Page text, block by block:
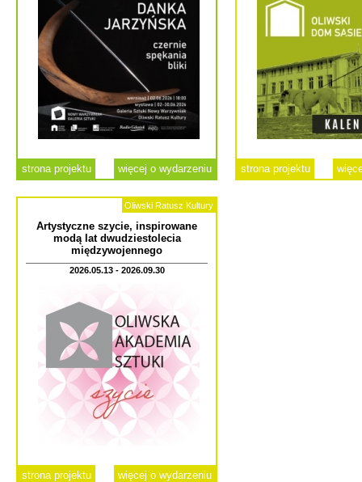
strona projektu więcej o wydarzeniu strona projektu
Oliwski Ratusz Kultury
Artystyczne szycie, inspirowane
modą lat dwudziestolecia
międzywojennego
2026.05.13 - 2026.09.30
strona projektu więcej o wydarzeniu